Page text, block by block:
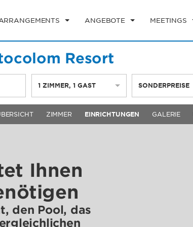
ANGEBOTE MEETINGS
Resort
1 ZIMMER,1 GAST SONDERPREISE
ZIMMER EINRICHTUNGEN GALERIE
Ihnen
den Pool, das